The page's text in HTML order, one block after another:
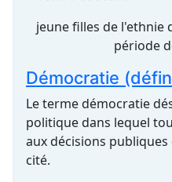
jeune filles de l'ethnie
période
Démocratie
Le terme démocratie
politique dans lequel
aux décisions
cité.